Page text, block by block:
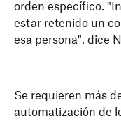
orden específico.
estar retenido un
esa persona", dice
Se requieren más
automatización de